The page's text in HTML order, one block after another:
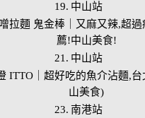
中山站
拉麵 鬼金棒｜又麻又辣,超過
薦!中山美食!
中山站
ITTO｜超好吃的魚介沾麵,台
山美食)
南港站